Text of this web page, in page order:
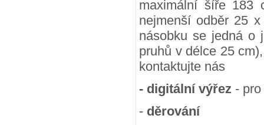
maximální šíře 183
nejmenší odběr 25
násobku se jedná o
pruhů v délce 25
kontaktujte nás
- digitální výřez -
- děrování